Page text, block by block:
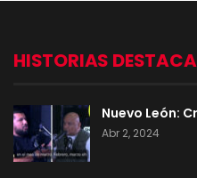
HISTORIAS
Nuevo León:
Abr 2, 2024